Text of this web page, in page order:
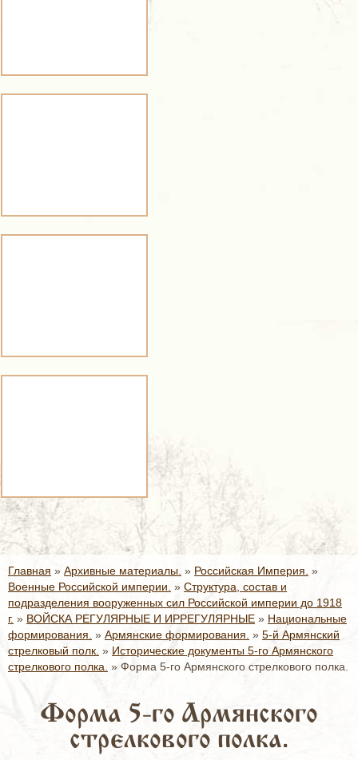
Главная » Архивные материалы. » Российская Империя. »
Военные Российской империи. » Структура, состав и
подразделения вооруженных сил Российской империи до 1918
г. » ВОЙСКА РЕГУЛЯРНЫЕ И ИРРЕГУЛЯРНЫЕ » Национальные
формирования. » Армянские формирования. » 5-й Армянский
стрелковый полк. » Исторические документы 5-го Армянского
стрелкового полка. » Форма 5-го Армянского стрелкового полка.
Форма 5-го Армянского
стрелкового полка.